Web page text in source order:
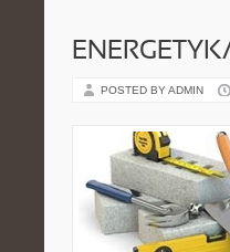
POSTED BY ADMIN